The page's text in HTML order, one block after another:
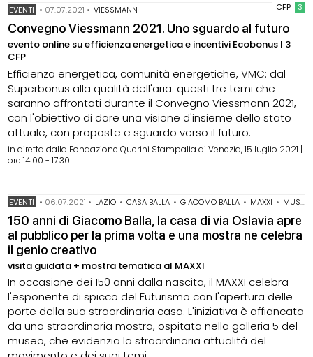
CFP 3
EVENTI • 07.07.2021 • VIESSMANN
Convegno Viessmann 2021. Uno sguardo al futuro
evento online su efficienza energetica e incentivi Ecobonus | 3
CFP
Efficienza energetica, comunità energetiche, VMC: dal
Superbonus alla qualità dell'aria: questi tre temi che
saranno affrontati durante il Convegno Viessmann 2021,
con l'obiettivo di dare una visione d'insieme dello stato
attuale, con proposte e sguardo verso il futuro.
in diretta dalla Fondazione Querini Stampalia di Venezia, 15 luglio 2021 |
ore 14.00 - 17.30
EVENTI • 06.07.2021 • LAZIO • CASA BALLA • GIACOMO BALLA • MAXXI • MUSEO MAXXI
150 anni di Giacomo Balla, la casa di via Oslavia apre
al pubblico per la prima volta e una mostra ne celebra
il genio creativo
visita guidata + mostra tematica al MAXXI
In occasione dei 150 anni dalla nascita, il MAXXI celebra
l'esponente di spicco del Futurismo con l'apertura delle
porte della sua straordinaria casa. L'iniziativa è affiancata
da una straordinaria mostra, ospitata nella galleria 5 del
museo, che evidenzia la straordinaria attualità del